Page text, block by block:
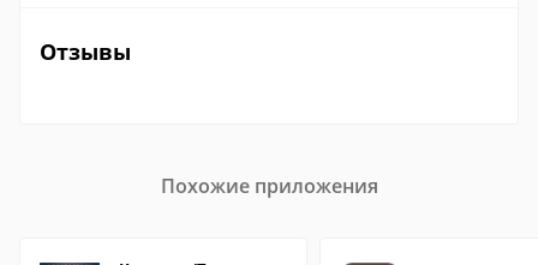
Отзывы
Похожие приложения